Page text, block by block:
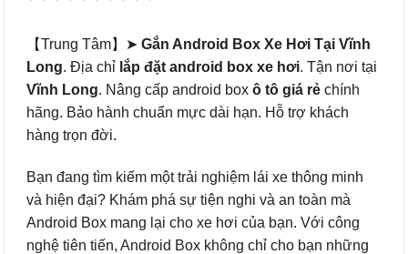
【Trung Tâm】➤ Gắn Android Box Xe Hơi Tại Vĩnh
Long. Địa chỉ lắp đặt android box xe hơi. Tận nơi tại
Vĩnh Long. Nâng cấp android box ô tô giá rẻ chính
hãng. Bảo hành chuẩn mực dài hạn. Hỗ trợ khách
hàng trọn đời.
Bạn đang tìm kiếm một trải nghiệm lái xe thông minh
và hiện đại? Khám phá sự tiện nghi và an toàn mà
Android Box mang lại cho xe hơi của bạn. Với công
nghệ tiên tiến, Android Box không chỉ cho bạn những